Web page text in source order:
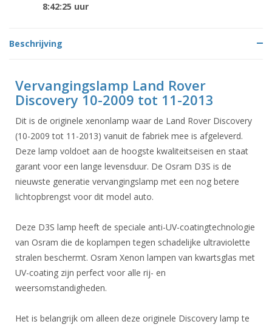
8:42:24 uur
Beschrijving
Vervangingslamp Land Rover
Discovery 10-2009 tot 11-2013
Dit is de originele xenonlamp waar de Land Rover Discovery
(10-2009 tot 11-2013) vanuit de fabriek mee is afgeleverd.
Deze lamp voldoet aan de hoogste kwaliteitseisen en staat
garant voor een lange levensduur. De Osram D3S is de
nieuwste generatie vervangingslamp met een nog betere
lichtopbrengst voor dit model auto.
Deze D3S lamp heeft de speciale anti-UV-coatingtechnologie
van Osram die de koplampen tegen schadelijke ultraviolette
stralen beschermt. Osram Xenon lampen van kwartsglas met
UV-coating zijn perfect voor alle rij- en
weersomstandigheden.
Het is belangrijk om alleen deze originele Discovery lamp te